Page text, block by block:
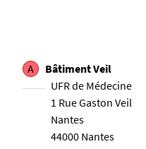
A
Bâtiment Veil
UFR de Médecine
1 Rue Gaston Veil
Nantes
44000 Nantes